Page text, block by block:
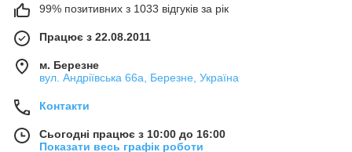
99% позитивних з 1033 відгуків за рік
Працює з 22.08.2011
м. Березне
вул. Андріївська 66а, Березне, Україна
Контакти
Сьогодні працює з 10:00 до 16:00
Показати весь графік роботи